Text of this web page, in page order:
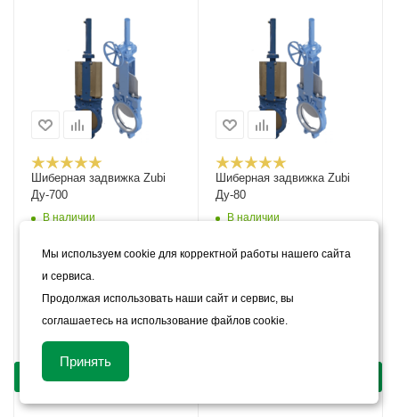
Шиберная задвижка Zubi
Ду-700
В наличии
Цена:
457 070руб.
Арт.: 47104
КУПИТЬ
КУПИТЬ В 1 КЛИК
Шиберная задвижка Zubi
Ду-80
В наличии
Цена:
Арт.: 47105
Мы используем cookie для корректной работы нашего сайта
и сервиса.
Продолжая использовать наши сайт и сервис, вы
соглашаетесь на использование файлов cookie.
Принять